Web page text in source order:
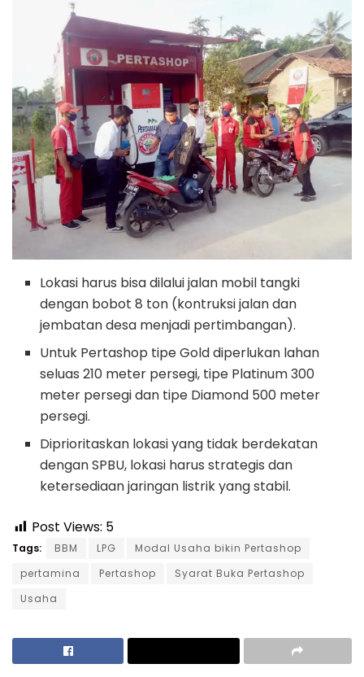
Lokasi harus bisa dilalui jalan mobil tangki
dengan bobot 8 ton (kontruksi jalan dan
jembatan desa menjadi pertimbangan).
Untuk Pertashop tipe Gold diperlukan lahan
seluas 210 meter persegi, tipe Platinum 300
meter persegi dan tipe Diamond 500 meter
persegi.
Diprioritaskan lokasi yang tidak berdekatan
dengan SPBU, lokasi harus strategis dan
ketersediaan jaringan listrik yang stabil.
Post Views: 5
Tags: BBM LPG
Modal Usaha bikin Pertashop
pertamina
Pertashop
Syarat Buka Pertashop
Usaha